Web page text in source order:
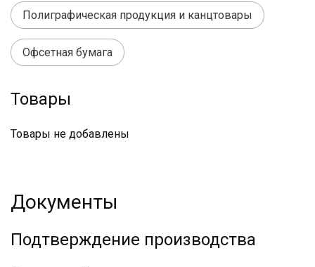
Полиграфическая продукция и канцтовары
Офсетная бумага
Товары
Товары не добавлены
Документы
Подтверждение производства